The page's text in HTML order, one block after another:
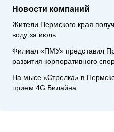
Новости компаний
Жители Пермского края
воду за июль
Филиал «ПМУ» представил
развития корпоративного
На мысе «Стрелка» в
прием 4G Билайна